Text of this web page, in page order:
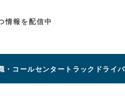
情報を配信中
・コールセンター トラックドライ